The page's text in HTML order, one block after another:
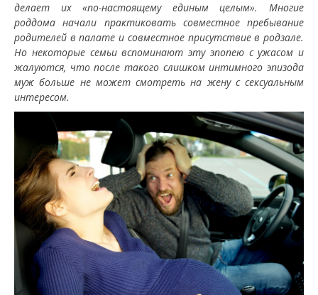
делает их «по-настоящему единым целым». Многие
роддома начали практиковать совместное пребывание
родителей в палате и совместное присутствие в родзале.
Но некоторые семьи вспоминают эту эпопею с ужасом и
жалуются, что после такого слишком интимного эпизода
муж больше не может смотреть на жену с сексуальным
интересом.